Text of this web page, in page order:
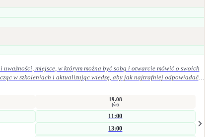
miejsce, w którym można być sobą i otwarcie mówić o swoich
19.08
(śr)
11:00
13:00